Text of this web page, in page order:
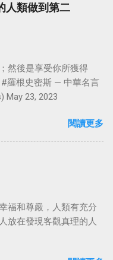
人類做到第二
然後是享受你所獲得
羅根史密斯 — 中華名言
May 23, 2023
閱讀更多
福和尊嚴，人類有充分
放在發現客觀真理的人